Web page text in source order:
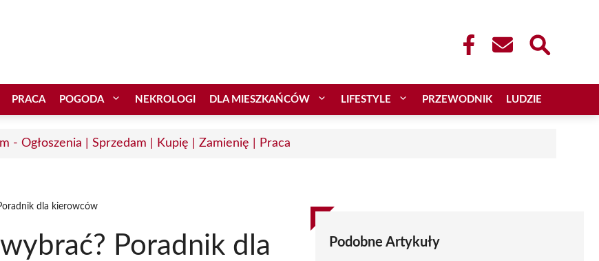
PRACA POGODA NEKROLOGI DLA MIESZKAŃCÓW LIFESTYLE PRZEWODNIK LUDZIE
- Ogłoszenia | Sprzedam | Kupię | Zamienię | Praca
dla kierowców
Poradnik dla
Podobne Artykuły